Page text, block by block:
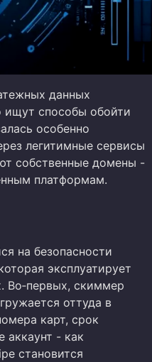
данных
ищут способы обойти
особенно
легитимные сервисы
собственные домены -
платформам.
на безопасности
эксплуатирует
Во‑первых, скиммер
оттуда в
карт, срок
аккаунт - как
становится